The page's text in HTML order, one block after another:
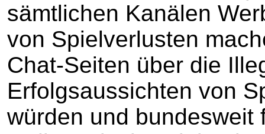
sämtlichen Kanälen
von Spielverlusten
Chat-Seiten über die
Erfolgsaussichten von
würden und bundesweit